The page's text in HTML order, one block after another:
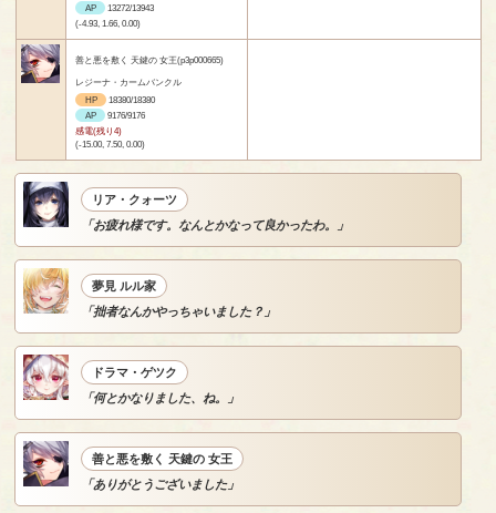
AP
13272/13943
(-4.93, 1.66, 0.00)
善と悪を敷く 天鍵の 女王(p3p000665)
レジーナ・カームバンクル
HP
18380/18380
AP
9176/9176
感電(残り4)
(-15.00, 7.50, 0.00)
リア・クォーツ
「お疲れ様です。なんとかなって良かったわ。」
夢見 ルル家
「拙者なんかやっちゃいました？」
ドラマ・ゲツク
「何とかなりました、ね。」
善と悪を敷く 天鍵の 女王
「ありがとうございました」